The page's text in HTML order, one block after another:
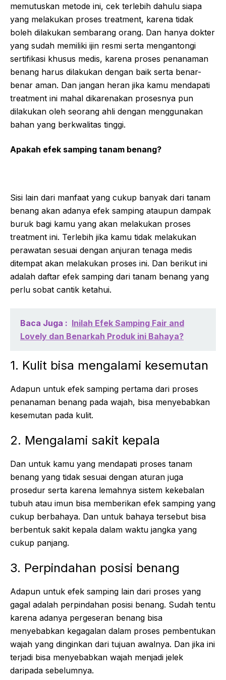
memutuskan metode ini, cek terlebih dahulu siapa
yang melakukan proses treatment, karena tidak
boleh dilakukan sembarang orang. Dan hanya dokter
yang sudah memiliki ijin resmi serta mengantongi
sertifikasi khusus medis, karena proses penanaman
benang harus dilakukan dengan baik serta benar-
benar aman. Dan jangan heran jika kamu mendapati
treatment ini mahal dikarenakan prosesnya pun
dilakukan oleh seorang ahli dengan menggunakan
bahan yang berkwalitas tinggi.
Apakah efek samping tanam benang?
Sisi lain dari manfaat yang cukup banyak dari tanam
benang akan adanya efek samping ataupun dampak
buruk bagi kamu yang akan melakukan proses
treatment ini. Terlebih jika kamu tidak melakukan
perawatan sesuai dengan anjuran tenaga medis
ditempat akan melakukan proses ini. Dan berikut ini
adalah daftar efek samping dari tanam benang yang
perlu sobat cantik ketahui.
Baca Juga : Inilah Efek Samping Fair and
Lovely dan Benarkah Produk ini Bahaya?
1. Kulit bisa mengalami kesemutan
Adapun untuk efek samping pertama dari proses
penanaman benang pada wajah, bisa menyebabkan
kesemutan pada kulit.
2. Mengalami sakit kepala
Dan untuk kamu yang mendapati proses tanam
benang yang tidak sesuai dengan aturan juga
prosedur serta karena lemahnya sistem kekebalan
tubuh atau imun bisa memberikan efek samping yang
cukup berbahaya. Dan untuk bahaya tersebut bisa
berbentuk sakit kepala dalam waktu jangka yang
cukup panjang.
3. Perpindahan posisi benang
Adapun untuk efek samping lain dari proses yang
gagal adalah perpindahan posisi benang. Sudah tentu
karena adanya pergeseran benang bisa
menyebabkan kegagalan dalam proses pembentukan
wajah yang dinginkan dari tujuan awalnya. Dan jika ini
terjadi bisa menyebabkan wajah menjadi jelek
daripada sebelumnya.